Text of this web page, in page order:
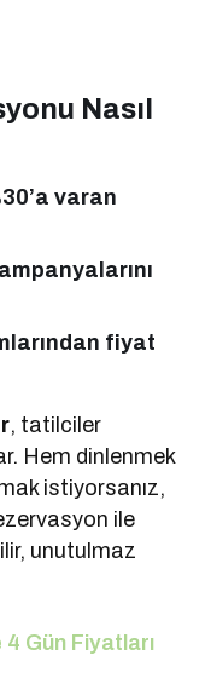
Nasıl
varan
fiyat
, tatilciler
Hem dinlenmek
istiyorsanız,
ile
unutulmaz
Gün Fiyatları